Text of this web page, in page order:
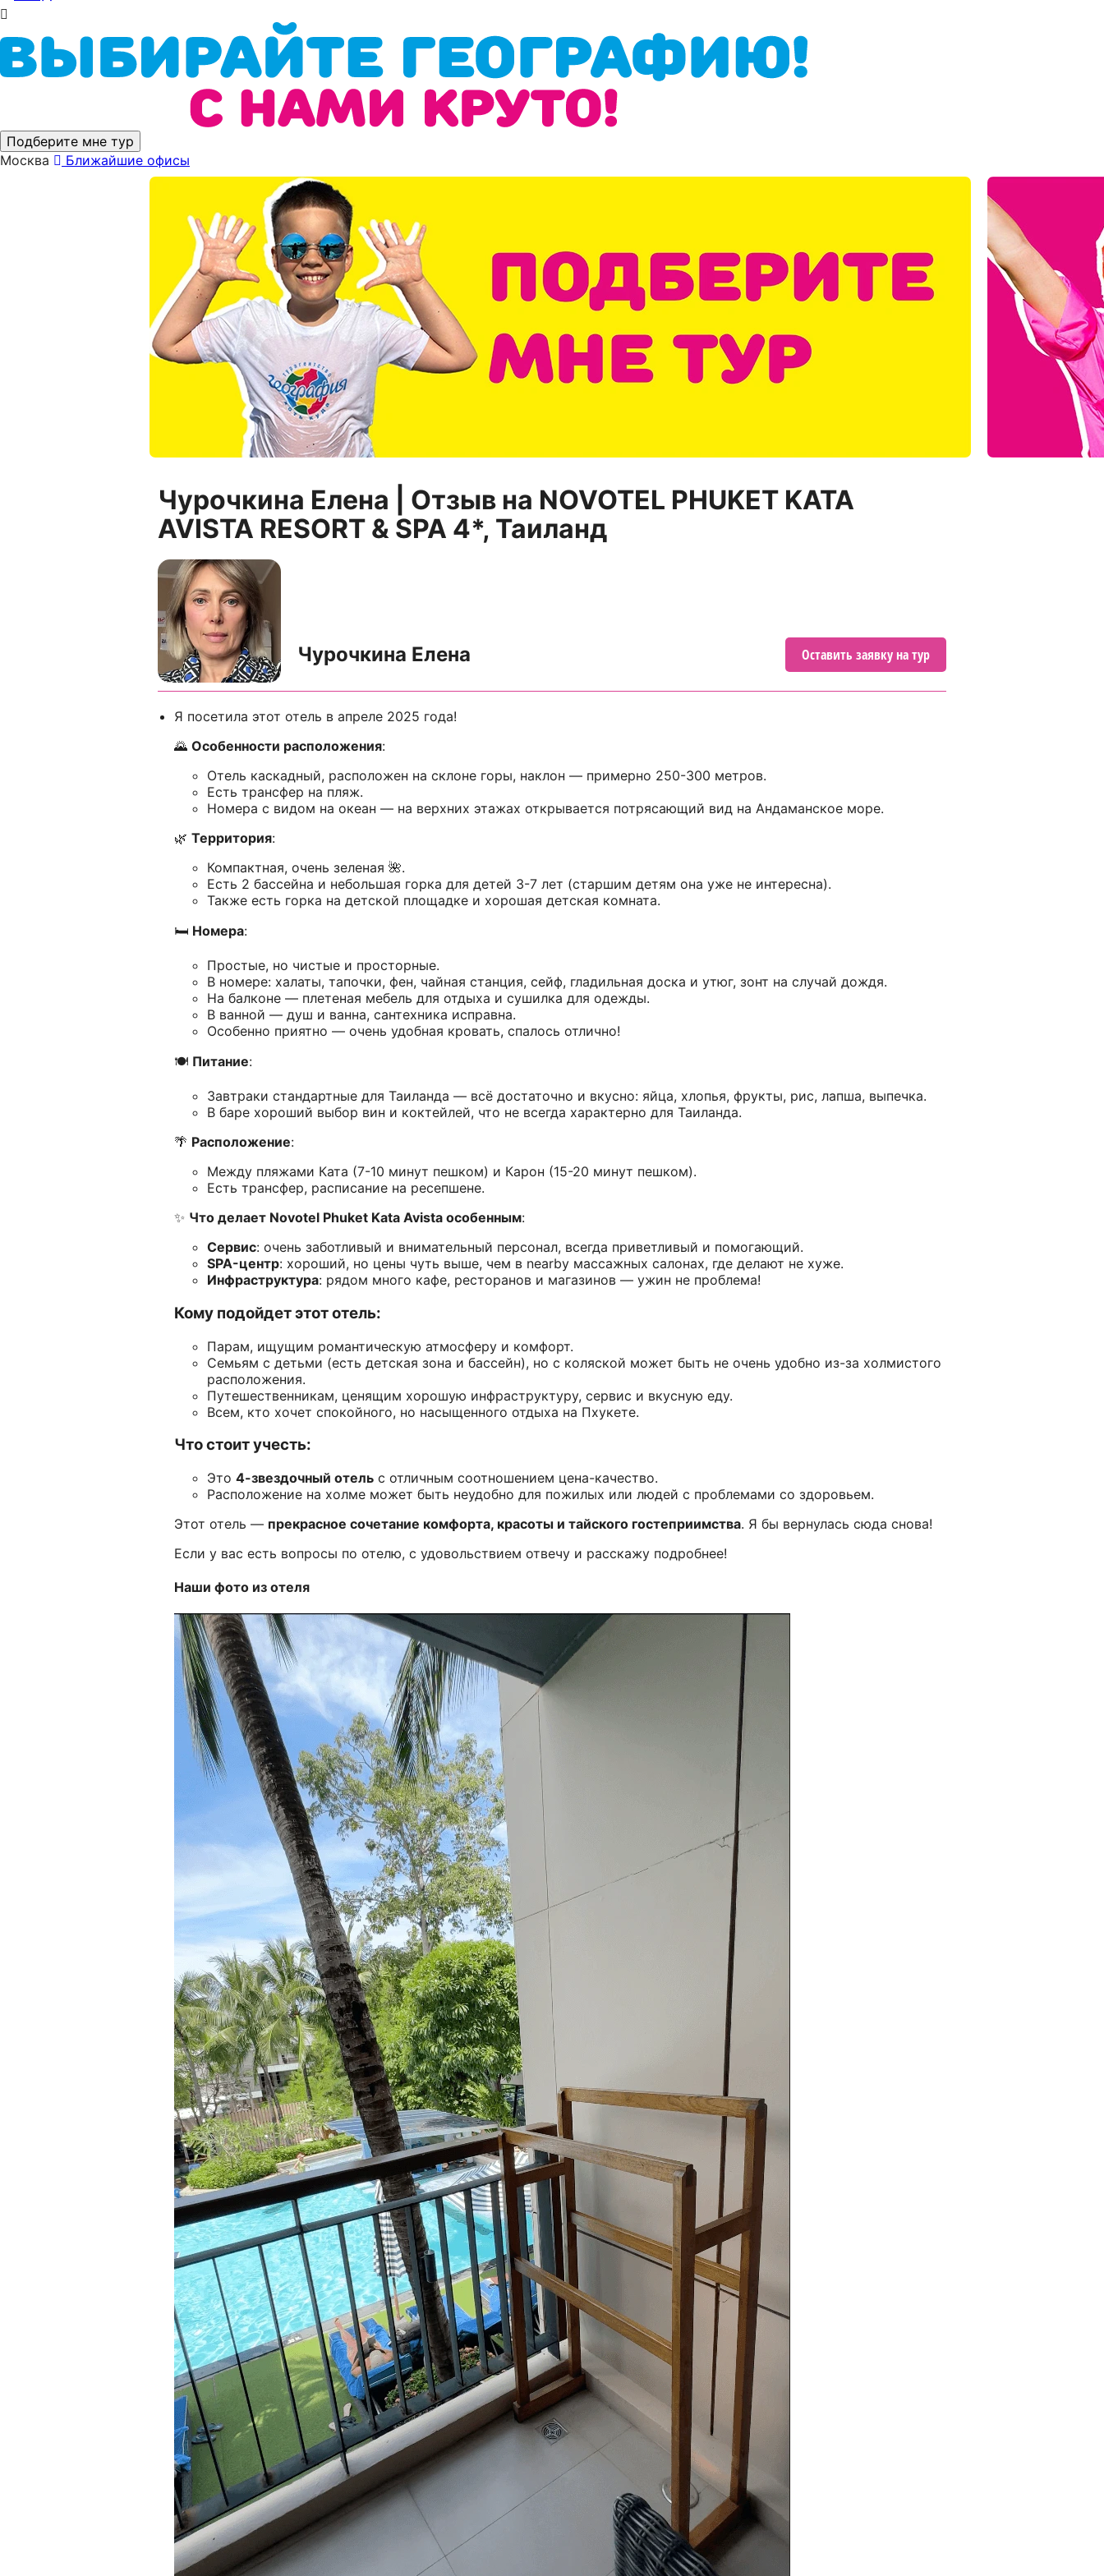
Подберите мне тур
Москва
Ближайшие офисы
Чурочкина Елена | Отзыв на NOVOTEL PHUKET KATA
AVISTA RESORT & SPA 4*, Таиланд
Чурочкина Елена Оставить заявку на тур
Я посетила этот отель в апреле 2025 года!
🌄 Особенности расположения:
Отель каскадный, расположен на склоне горы, наклон — примерно 250-300 метров.
Есть трансфер на пляж.
Номера с видом на океан — на верхних этажах открывается потрясающий вид на Андаманское море.
🌿 Территория:
Компактная, очень зеленая 🌺.
Есть 2 бассейна и небольшая горка для детей 3-7 лет (старшим детям она уже не интересна).
Также есть горка на детской площадке и хорошая детская комната.
🛏️ Номера:
Простые, но чистые и просторные.
В номере: халаты, тапочки, фен, чайная станция, сейф, гладильная доска и утюг, зонт на случай дождя.
На балконе — плетеная мебель для отдыха и сушилка для одежды.
В ванной — душ и ванна, сантехника исправна.
Особенно приятно — очень удобная кровать, спалось отлично!
🍽️ Питание:
Завтраки стандартные для Таиланда — всё достаточно и вкусно: яйца, хлопья, фрукты, рис, лапша, выпечка.
В баре хороший выбор вин и коктейлей, что не всегда характерно для Таиланда.
🌴 Расположение:
Между пляжами Ката (7-10 минут пешком) и Карон (15-20 минут пешком).
Есть трансфер, расписание на ресепшене.
✨ Что делает Novotel Phuket Kata Avista особенным:
Сервис: очень заботливый и внимательный персонал, всегда приветливый и помогающий.
SPA-центр: хороший, но цены чуть выше, чем в nearby массажных салонах, где делают не хуже.
Инфраструктура: рядом много кафе, ресторанов и магазинов — ужин не проблема!
Кому подойдет этот отель:
Парам, ищущим романтическую атмосферу и комфорт.
Семьям с детьми (есть детская зона и бассейн), но с коляской может быть не очень удобно из-за холмистого
расположения.
Путешественникам, ценящим хорошую инфраструктуру, сервис и вкусную еду.
Всем, кто хочет спокойного, но насыщенного отдыха на Пхукете.
Что стоит учесть:
Это 4-звездочный отель с отличным соотношением цена-качество.
Расположение на холме может быть неудобно для пожилых или людей с проблемами со здоровьем.
Этот отель — прекрасное сочетание комфорта, красоты и тайского гостеприимства. Я бы вернулась сюда снова!
Если у вас есть вопросы по отелю, с удовольствием отвечу и расскажу подробнее!
Наши фото из отеля